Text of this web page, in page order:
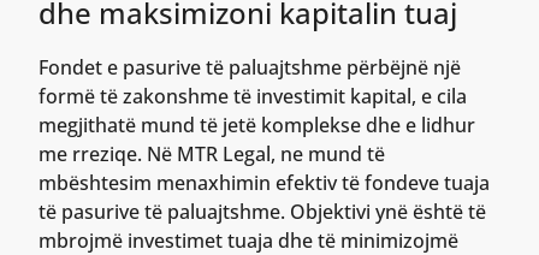
dhe maksimizoni kapitalin tuaj
Fondet e pasurive të paluajtshme përbëjnë një
formë të zakonshme të investimit kapital, e cila
megjithatë mund të jetë komplekse dhe e lidhur
me rreziqe. Në MTR Legal, ne mund të
mbështesim menaxhimin efektiv të fondeve tuaja
të pasurive të paluajtshme. Objektivi ynë është të
mbrojmë investimet tuaja dhe të minimizojmë